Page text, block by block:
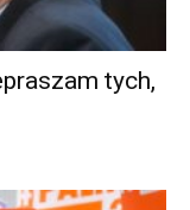
tych,